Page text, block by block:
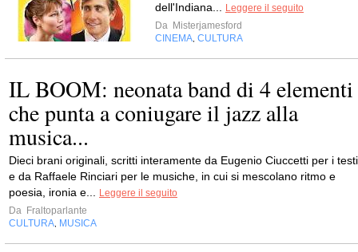
dell'Indiana...
Leggere il seguito
Da Misterjamesford
CINEMA CULTURA
IL BOOM: neonata band di 4 elementi
che punta a coniugare il jazz alla
musica...
Dieci brani originali, scritti interamente da Eugenio Ciuccetti per i testi
e da Raffaele Rinciari per le musiche, in cui si mescolano ritmo e
poesia, ironia e...
Leggere il seguito
Da Fraltoparlante
CULTURA MUSICA